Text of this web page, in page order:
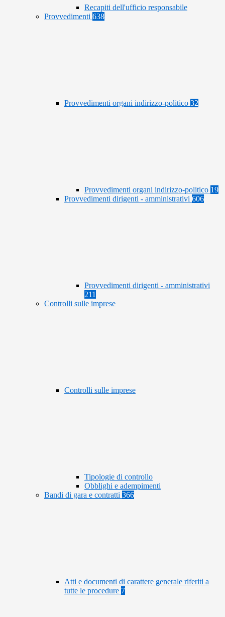
Recapiti dell'ufficio responsabile
Provvedimenti 638
Provvedimenti organi indirizzo-politico 32
Provvedimenti organi indirizzo-politico 19
Provvedimenti dirigenti - amministrativi 606
Provvedimenti dirigenti - amministrativi
211
Controlli sulle imprese
Controlli sulle imprese
Tipologie di controllo
Obblighi e adempimenti
Bandi di gara e contratti 366
Atti e documenti di carattere generale riferiti a
tutte le procedure 7